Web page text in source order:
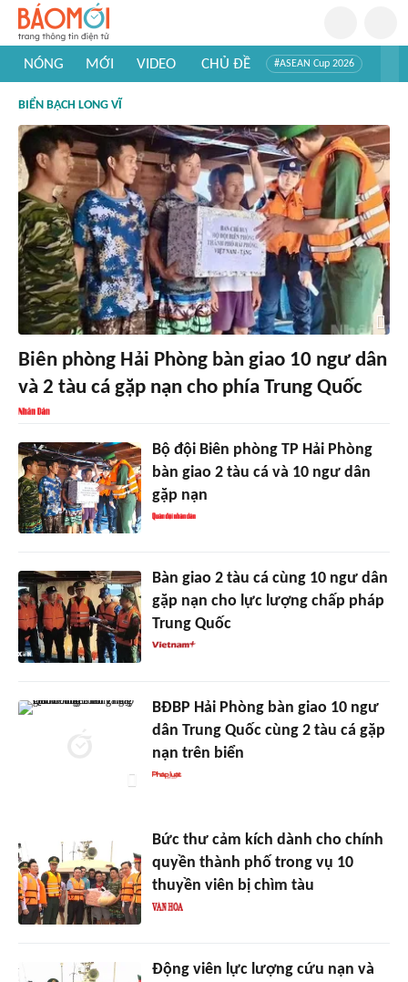
NÓNG MỚI VIDEO CHỦ ĐỀ #ASEAN Cup 2026
#Khám phá thế giới
BIỂN BẠCH LONG VĨ
Biên phòng Hải Phòng bàn giao 10 ngư dân
và 2 tàu cá gặp nạn cho phía Trung Quốc
Bộ đội Biên phòng TP Hải Phòng
bàn giao 2 tàu cá và 10 ngư dân
gặp nạn
Bàn giao 2 tàu cá cùng 10 ngư dân
gặp nạn cho lực lượng chấp pháp
Trung Quốc
BĐBP Hải Phòng bàn giao 10 ngư
dân Trung Quốc cùng 2 tàu cá gặp
nạn trên biển
Bức thư cảm kích dành cho chính
quyền thành phố trong vụ 10
thuyền viên bị chìm tàu
Động viên lực lượng cứu nạn và